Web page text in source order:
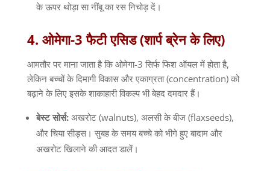
के ऊपर थोड़ा सा नींबू का रस निचोड़ दें।
4. ओमेगा-3फैटी एसिड(शार्प ब्रेन के लिए)
आमतौर पर माना जाता है कि ओमेगा-3 सिर्फ फिश ऑयल में होता है,
लेकिन बच्चों के दिमागी विकास और एकाग्रता(concentration) को
बढ़ाने के लिए इसके शाकाहारी विकल्प भी बेहद दमदार हैं।
बेस्ट सोर्स: अखरोट(walnuts), अलसी के बीज(flaxseeds),
और चिया सीड्स। सुबह के समय बच्चे को भीगे हुए बादाम और
अखरोट खिलाने की आदत डालें।